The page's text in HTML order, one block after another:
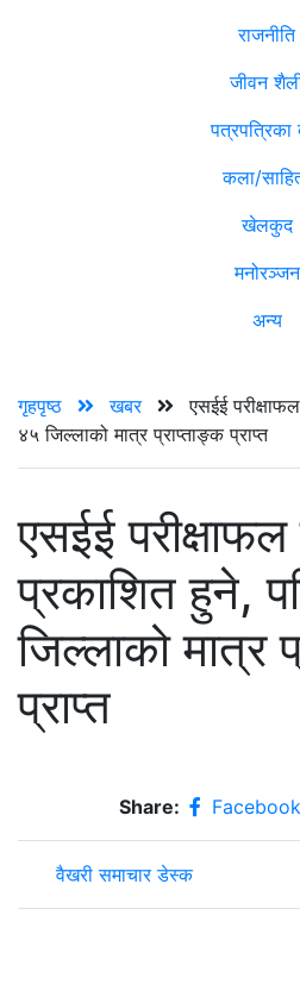
राजनीति
जीवन
पत्रपत्रिका
कला/
खेलकुद
मनोरञ्जन
अन्य
गृहपृष्ठ खबर
एसईई
४५ जिल्लाको मात्र प्राप्ताङ्क प्राप्त
एसईई परीक्षाफल
प्रकाशित हुने,
जिल्लाको मात्र
प्राप्त
Share: Facebook
वैखरी समाचार डेस्क